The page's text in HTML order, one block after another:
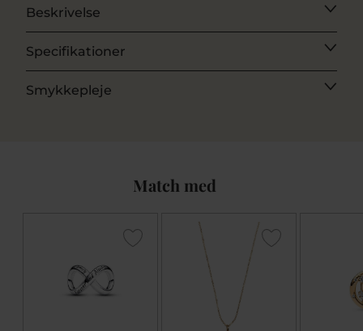
Beskrivelse
Specifikationer
Smykkepleje
Match med